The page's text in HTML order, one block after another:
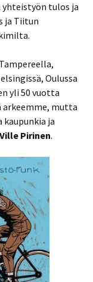
yhteistyön tulos ja
ja Tiitun
Oulussa
yli 50 vuotta
mutta
ja
Ville Pirinen.